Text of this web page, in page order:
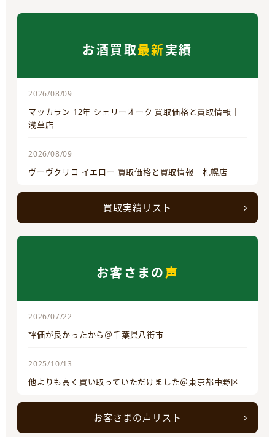
お酒買取最新実績
2026/08/09
マッカラン 12年 シェリーオーク 買取価格と買取情報｜
浅草店
2026/08/09
ヴーヴクリコ イエロー 買取価格と買取情報｜札幌店
買取実績リスト
お客さまの声
2026/07/22
評価が良かったから＠千葉県八街市
2025/10/13
他よりも高く買い取っていただけました＠東京都中野区
お客さまの声リスト